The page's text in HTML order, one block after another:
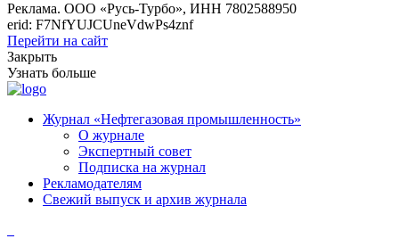
Реклама. ООО «Русь-Турбо», ИНН 7802588950
erid: F7NfYUJCUneVdwPs4znf
Перейти на сайт
Закрыть
Узнать больше
Журнал «Нефтегазовая промышленность»
О журнале
Экспертный совет
Подписка на журнал
Рекламодателям
Свежий выпуск и архив журнала